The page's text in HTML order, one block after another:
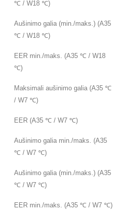
℃ / W18 ℃)
Aušinimo galia (min./maks.) (A35
℃ / W18 ℃)
EER min./maks. (A35 ℃ / W18
℃)
Maksimali aušinimo galia (A35 ℃
/ W7 ℃)
EER (A35 ℃ / W7 ℃)
Aušinimo galia min./maks. (A35
℃ / W7 ℃)
Aušinimo galia (min./maks.) (A35
℃ / W7 ℃)
EER min./maks. (A35 ℃ / W7 ℃)